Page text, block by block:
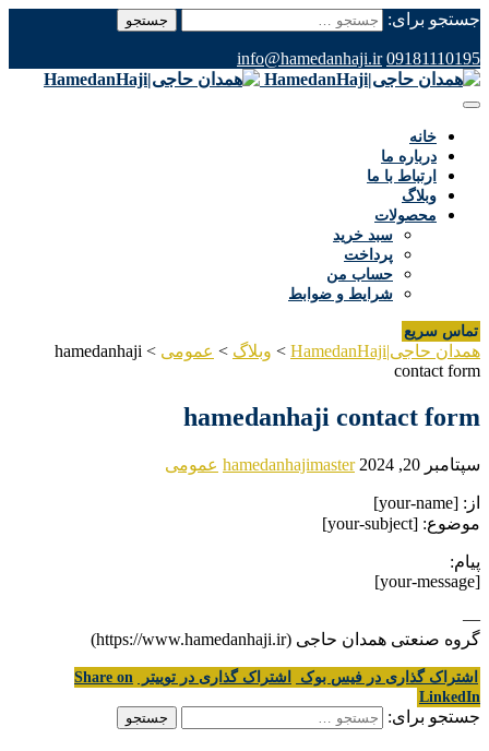
جستجو برای:
09181110195
info@hamedanhaji.ir
خانه
درباره ما
ارتباط با ما
وبلاگ
محصولات
سبد خرید
پرداخت
حساب من
شرایط و ضوابط
تماس سریع
همدان حاجی|HamedanHaji > وبلاگ > عمومی >
hamedanhaji
contact form
hamedanhaji contact form
سپتامبر 20, 2024 hamedanhajimaster عمومی
از: [your-name]
موضوع: [your-subject]
پیام:
[your-message]
—
گروه صنعتی همدان حاجی (https://www.hamedanhaji.ir)
اشتراک گذاری در فیس بوک اشتراک گذاری در توییتر
Share on
LinkedIn
جستجو برای: